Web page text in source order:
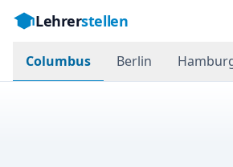
Lehrerstellen
Columbus Berlin